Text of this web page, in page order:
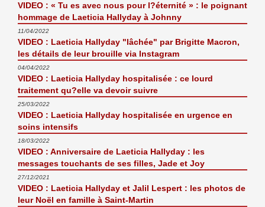
VIDEO : « Tu es avec nous pour l?éternité » : le poignant
hommage de Laeticia Hallyday à Johnny
11/04/2022
VIDEO : Laeticia Hallyday "lâchée" par Brigitte Macron,
les détails de leur brouille via Instagram
04/04/2022
VIDEO : Laeticia Hallyday hospitalisée : ce lourd
traitement qu?elle va devoir suivre
25/03/2022
VIDEO : Laeticia Hallyday hospitalisée en urgence en
soins intensifs
18/03/2022
VIDEO : Anniversaire de Laeticia Hallyday : les
messages touchants de ses filles, Jade et Joy
27/12/2021
VIDEO : Laeticia Hallyday et Jalil Lespert : les photos de
leur Noël en famille à Saint-Martin